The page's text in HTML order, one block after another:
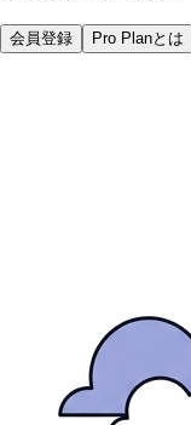
会員登録 Pro Planとは